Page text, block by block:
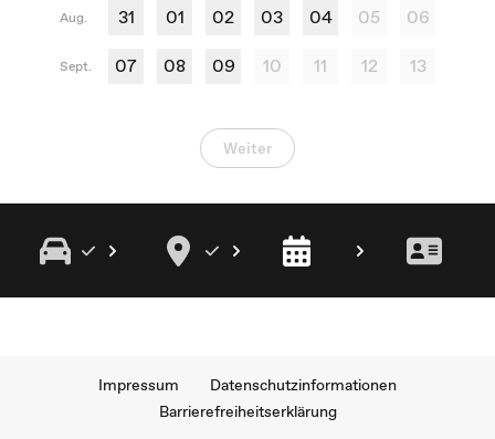
Aug. 31 01 02 03 04 05 06
Sept. 07 08 09 10 11 12 13
Weiter
Impressum
Datenschutzinformationen
Barrierefreiheitserklärung